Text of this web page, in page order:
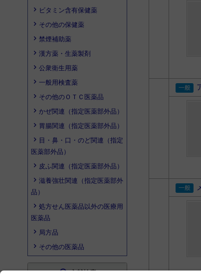
ビタミン含有保健薬
その他の保健薬
禁煙補助薬
漢方薬・生薬製剤
公衆衛生用薬
一般用検査薬
その他のＯＴＣ医薬品
かぜ関連（指定医薬部外品）
胃腸関連（指定医薬部外品）
目・鼻・口・のど関連（指定
医薬部外品）
皮ふ関連（指定医薬部外品）
滋養強壮関連（指定医薬部外
品）
処方せん医薬品以外の医療用
医薬品
局方品
その他の医薬品
文献検索